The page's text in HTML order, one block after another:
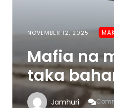
NOVEMBER 12, 2025
Mafia na
taka
Jamhuri